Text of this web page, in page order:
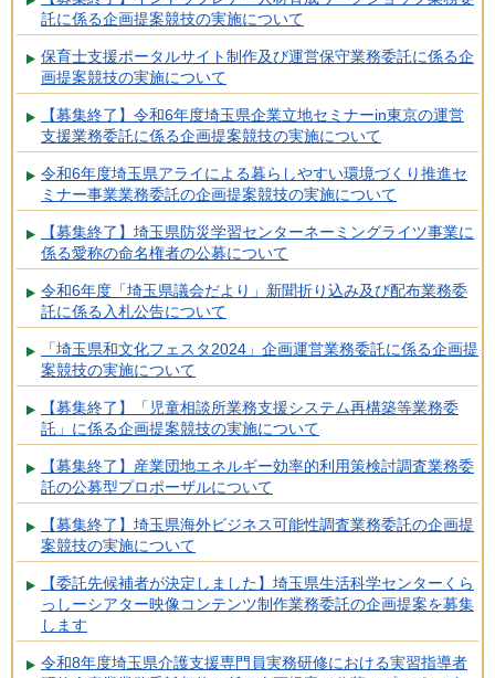
託に係る企画提案競技の実施について
保育士支援ポータルサイト制作及び運営保守業務委託に係る企
画提案競技の実施について
【募集終了】令和6年度埼玉県企業立地セミナーin東京の運営
支援業務委託に係る企画提案競技の実施について
令和6年度埼玉県アライによる暮らしやすい環境づくり推進セ
ミナー事業業務委託の企画提案競技の実施について
【募集終了】埼玉県防災学習センターネーミングライツ事業に
係る愛称の命名権者の公募について
令和6年度「埼玉県議会だより」新聞折り込み及び配布業務委
託に係る入札公告について
「埼玉県和文化フェスタ2024」企画運営業務委託に係る企画提
案競技の実施について
【募集終了】「児童相談所業務支援システム再構築等業務委
託」に係る企画提案競技の実施について
【募集終了】産業団地エネルギー効率的利用策検討調査業務委
託の公募型プロポーザルについて
【募集終了】埼玉県海外ビジネス可能性調査業務委託の企画提
案競技の実施について
【委託先候補者が決定しました】埼玉県生活科学センターくら
っしーシアター映像コンテンツ制作業務委託の企画提案を募集
します
令和8年度埼玉県介護支援専門員実務研修における実習指導者